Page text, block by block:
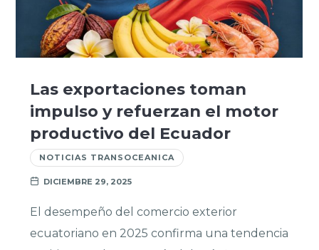
Las exportaciones toman
impulso y refuerzan el motor
productivo del Ecuador
NOTICIAS TRANSOCEANICA
DICIEMBRE 29, 2025
El desempeño del comercio exterior
ecuatoriano en 2025 confirma una tendencia